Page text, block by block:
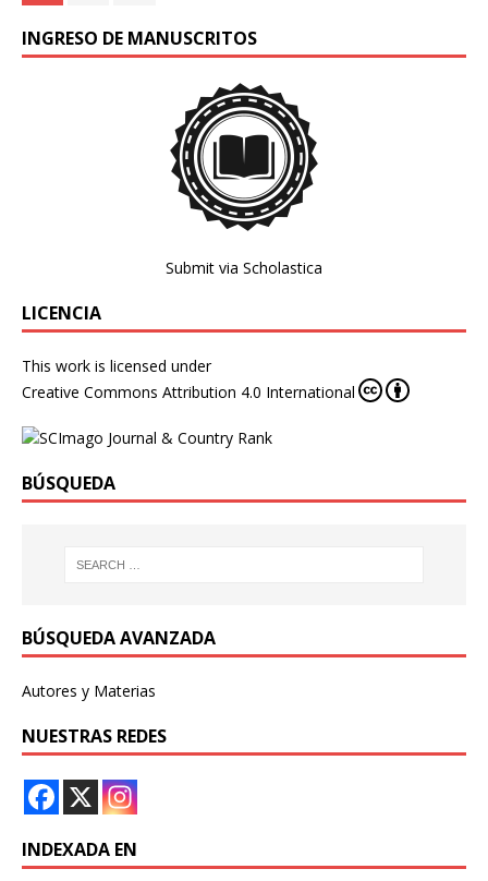
INGRESO DE MANUSCRITOS
Submit via Scholastica
LICENCIA
This work is licensed under
Creative Commons Attribution 4.0 International
BÚSQUEDA
BÚSQUEDA AVANZADA
Autores y Materias
NUESTRAS REDES
INDEXADA EN